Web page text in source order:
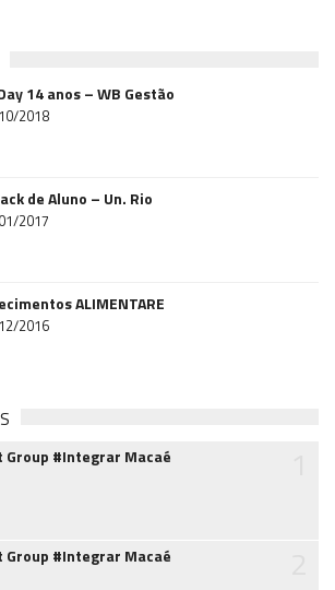
14 anos – WB Gestão
2018
de Aluno – Un. Rio
2017
ALIMENTARE
2016
Group #Integrar Macaé
Group #Integrar Macaé